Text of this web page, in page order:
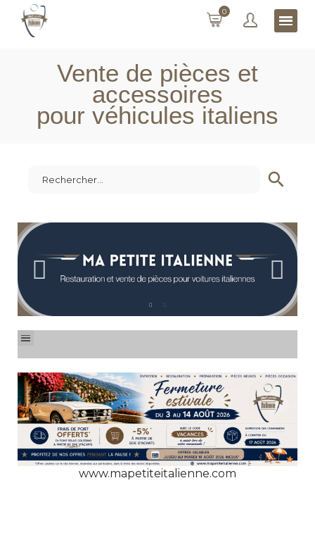
0
Vente de pièces et
accessoires
pour véhicules italiens
www.mapetiteitalienne.com